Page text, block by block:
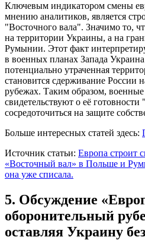
Ключевым индикатором смены
мнению аналитиков, является
"Восточного вала". Значимо то,
на территории Украины, а на
Румынии. Этот факт
в военных планах Запада
потенциально утраченная
становится сдерживание России
рубежах. Таким образом,
свидетельствуют о её
сосредоточиться на защите
Больше интересных статей здесь:
Источник статьи: Европа строит
«Восточный вал» в Польше и
она уже списала.
5. Обсуждение
оборонительный
оставляя Украину